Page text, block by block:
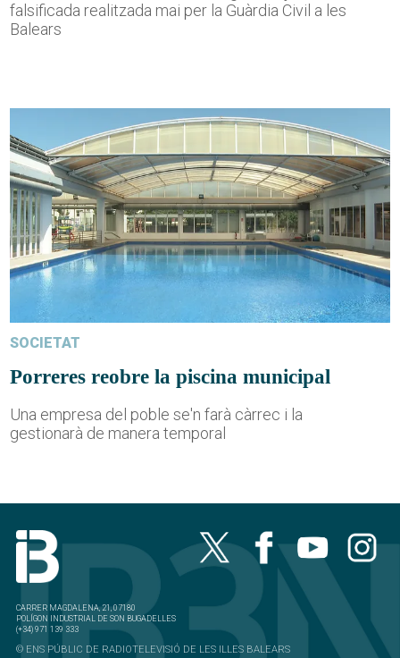
falsificada realitzada mai per la Guàrdia Civil a les
Balears
SOCIETAT
Porreres reobre la piscina municipal
Una empresa del poble se'n farà càrrec i la
gestionarà de manera temporal
CARRER MAGDALENA, 21, 07180
POLÍGON INDUSTRIAL DE SON BUGADELLES
(+34) 971 139 333
© ENS PÚBLIC DE RADIOTELEVISIÓ DE LES ILLES BALEARS